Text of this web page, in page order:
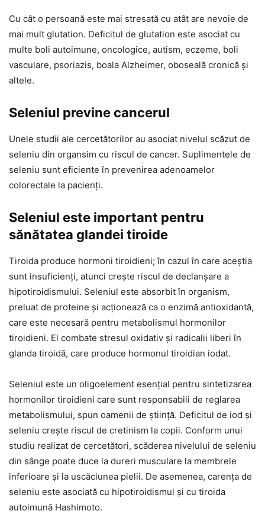
Cu cât o persoană este mai stresată cu atât are nevoie de
mai mult glutation. Deficitul de glutation este asociat cu
multe boli autoimune, oncologice, autism, eczeme, boli
vasculare, psoriazis, boala Alzheimer, oboseală cronică și
altele.
Seleniul previne cancerul
Unele studii ale cercetătorilor au asociat nivelul scăzut de
seleniu din organsim cu riscul de cancer. Suplimentele de
seleniu sunt eficiente în prevenirea adenoamelor
colorectale la pacienți.
Seleniul este important pentru
sănătatea glandei tiroide
Tiroida produce hormoni tiroidieni; în cazul în care aceștia
sunt insuficienți, atunci crește riscul de declanșare a
hipotiroidismului. Seleniul este absorbit în organism,
preluat de proteine și acționează ca o enzimă antioxidantă,
care este necesară pentru metabolismul hormonilor
tiroidieni. El combate stresul oxidativ și radicalii liberi în
glanda tiroidă, care produce hormonul tiroidian iodat.
Seleniul este un oligoelement esențial pentru sintetizarea
hormonilor tiroidieni care sunt responsabili de reglarea
metabolismului, spun oamenii de știință. Deficitul de iod și
seleniu crește riscul de cretinism la copii. Conform unui
studiu realizat de cercetători, scăderea nivelului de seleniu
din sânge poate duce la dureri musculare la membrele
inferioare și la uscăciunea pielii. De asemenea, carența de
seleniu este asociată cu hipotiroidismul și cu tiroida
autoimună Hashimoto.